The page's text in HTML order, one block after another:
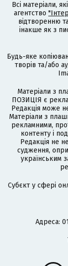
Всі матеріали,
агентство
відтворенню
інакше як з
Будь-яке
творів та/або
Матеріали з
ПОЗИЦІЯ є
Редакція може
Матеріали з
рекламними,
контенту і
Редакція не
судження,
українським
Cубєкт у сфері
Адреса: